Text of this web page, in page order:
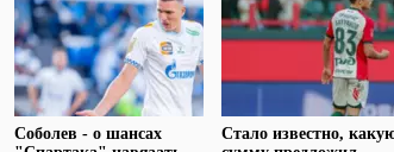
Соболев - о шансах
Стало известно,